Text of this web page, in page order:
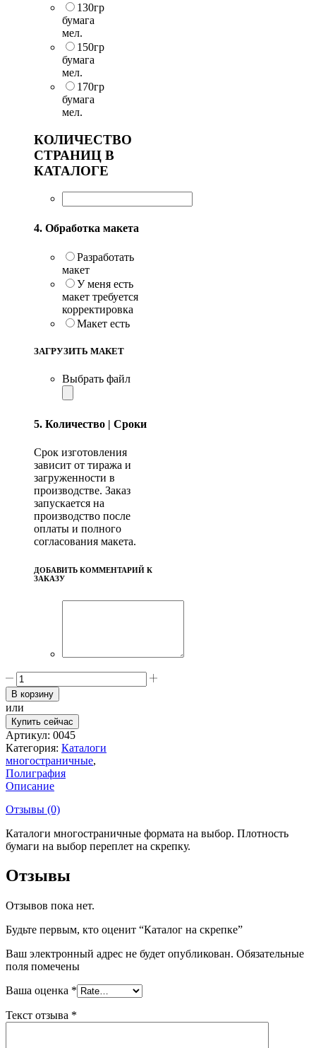
130гр
бумага
мел.
150гр
бумага
мел.
170гр
бумага
мел.
КОЛИЧЕСТВО
СТРАНИЦ В
КАТАЛОГЕ
4. Обработка макета
Разработать
макет
У меня есть
макет требуется
корректировка
Макет есть
ЗАГРУЗИТЬ МАКЕТ
Выбрать файл
5. Количество | Сроки
Срок изготовления
зависит от тиража и
загруженности в
производстве. Заказ
запускается на
производство после
оплаты и полного
согласования макета.
ДОБАВИТЬ КОММЕНТАРИЙ К
ЗАКАЗУ
Количество
товара
Каталог
на
скрепке
В корзину
или
Купить сейчас
Артикул: 0045
Категория: Каталоги
многостраничные,
Полиграфия
Описание
Отзывы (0)
Каталоги многостраничные формата на выбор. Плотность
бумаги на выбор переплет на скрепку.
Отзывы
Отзывов пока нет.
Будьте первым, кто оценит “Каталог на скрепке”
Ваш электронный адрес не будет опубликован. Обязательные
поля помечены
Ваша оценка *
Текст отзыва *